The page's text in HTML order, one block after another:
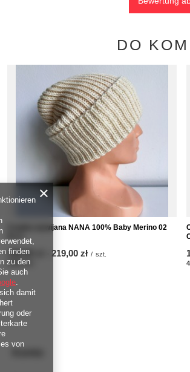
DO
Czapka wywijana NANA 100% Baby Merino 02
ab
189,00 zł bis
219,00 zł / szt.
4380Pkt
finden
zu den
auch
.
damit
oder
von